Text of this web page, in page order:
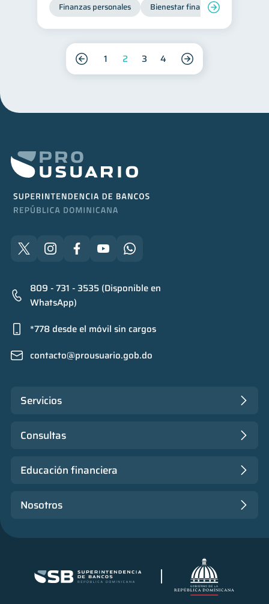
Finanzas personales Bienestar financiero
1 2 3 4
809 - 731 - 3535 (Disponible en
WhatsApp)
*778 desde el móvil sin cargos
contacto@prousuario.gob.do
Servicios
Consultas
Educación financiera
Nosotros